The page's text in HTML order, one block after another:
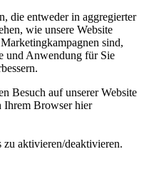
die entweder in aggregierter
wie unsere Website
sind,
und Anwendung für Sie
Besuch auf unserer Website
Ihrem Browser hier
aktivieren/deaktivieren.